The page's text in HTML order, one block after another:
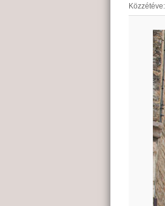
Közzétéve: